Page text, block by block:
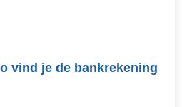
vind je de bankrekening